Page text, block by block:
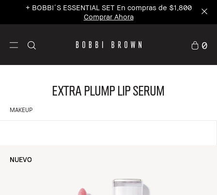
+ BOBBI´S ESSENTIAL SET En compras de $1,800
Comprar Ahora
0
Extra Plump Lip Serum
MAKEUP
NUEVO
NUEVO